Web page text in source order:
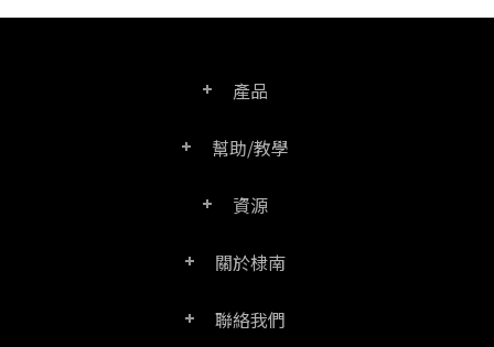
產品
PDF文電通專業版
幫助/教學
常見問題
資源
產品/授權比較表
關於棣南
公司介紹
聯絡我們